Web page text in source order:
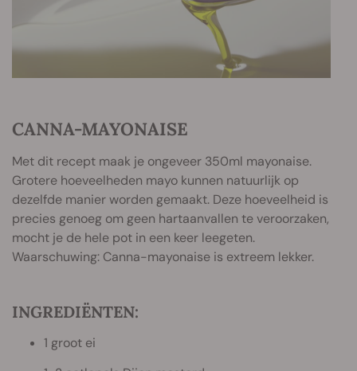
CANNA-MAYONAISE
Met dit recept maak je ongeveer 350ml mayonaise.
Grotere hoeveelheden mayo kunnen natuurlijk op
dezelfde manier worden gemaakt. Deze hoeveelheid is
precies genoeg om geen hartaanvallen te veroorzaken,
mocht je de hele pot in een keer leegeten.
Waarschuwing: Canna-mayonaise is extreem lekker.
INGREDIËNTEN:
1 groot ei